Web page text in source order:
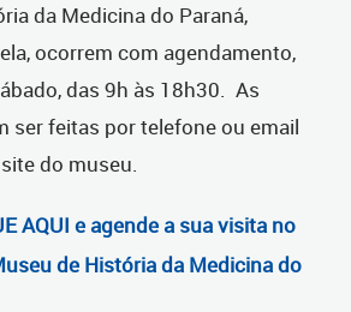
da Medicina do Paraná,
ocorrem com agendamento,
das 9h às 18h30. As
ser feitas por telefone ou email
do museu.
AQUI e agende a sua visita no
de História da Medicina do